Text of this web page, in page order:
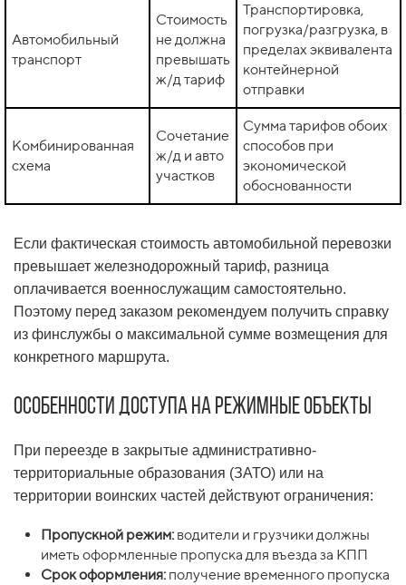
Автомобильный
транспорт
Стоимость
не должна
превышать
ж/д тариф
Транспортировка,
погрузка/разгрузка, в
пределах эквивалента
контейнерной
отправки
Комбинированная
схема
Сочетание
ж/д и авто
участков
Сумма тарифов обоих
способов при
экономической
обоснованности
Если фактическая стоимость автомобильной перевозки
превышает железнодорожный тариф, разница
оплачивается военнослужащим самостоятельно.
Поэтому перед заказом рекомендуем получить справку
из финслужбы о максимальной сумме возмещения для
конкретного маршрута.
Особенности доступа на режимные объекты
При переезде в закрытые административно-
территориальные образования (ЗАТО) или на
территории воинских частей действуют ограничения:
Пропускной режим: водители и грузчики должны
иметь оформленные пропуска для въезда за КПП
Срок оформления: получение временного пропуска